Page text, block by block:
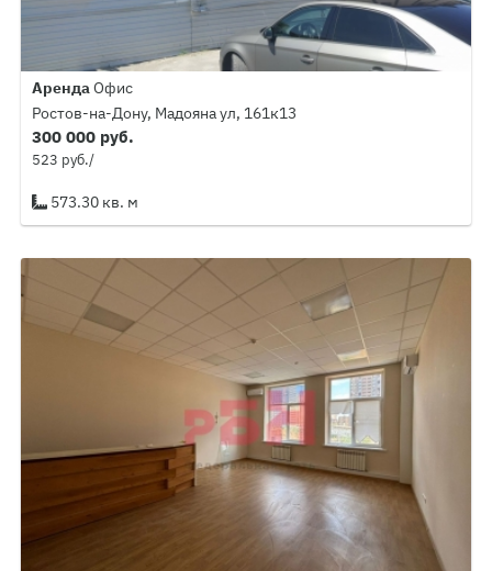
Аренда Офис
Ростов-на-Дону, Мадояна ул, 161к13
300 000 руб.
523 руб./
573.30 кв. м